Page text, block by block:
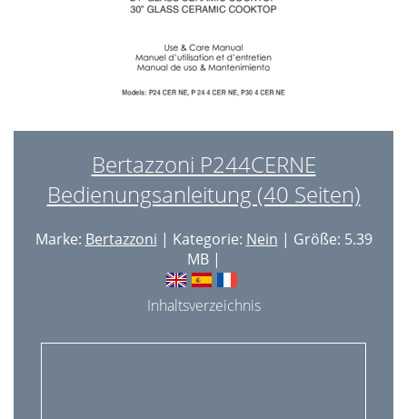
Bertazzoni P244CERNE
Bedienungsanleitung (40 Seiten)
Marke: Bertazzoni | Kategorie: Nein | Größe: 5.39
MB |
Inhaltsverzeichnis